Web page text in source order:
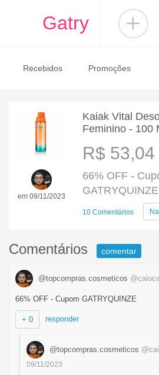
Gatry
Recebidos Promoções
em 09/11/2023
Kaiak Vital
Feminino - 100
R$ 53,04
66% OFF -
GATRYQUINZE
10 Comentários
Comentários comentar
@topcompras.cosmeticos
66% OFF - Cupom GATRYQUINZE
+ 0 responder
@topcompras.cosmeticos
09/11/2023